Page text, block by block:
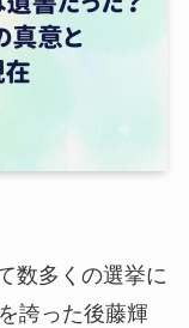
数多くの選挙に
誇った後藤輝